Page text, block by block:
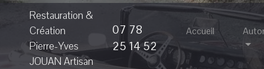
Restauration &
Création
Pierre-Yves
JOUAN Artisan
07 78
25 14 52
Accueil